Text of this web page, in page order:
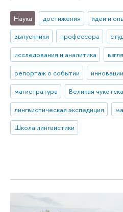
Наука достижения идеи и
выпускники
профессора
исследования и аналитика
репортаж о событии
инновации
магистратура
Великая
лингвистическая экспедиция
Школа лингвистики